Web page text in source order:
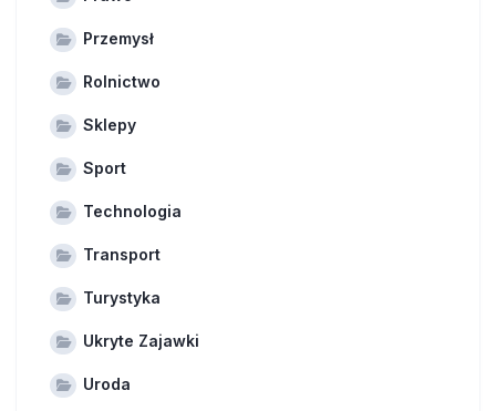
Przemysł
Rolnictwo
Sklepy
Sport
Technologia
Transport
Turystyka
Ukryte Zajawki
Uroda